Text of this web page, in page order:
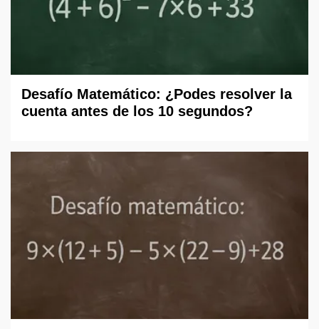
Desafío Matemático: ¿Podes resolver la
cuenta antes de los 10 segundos?